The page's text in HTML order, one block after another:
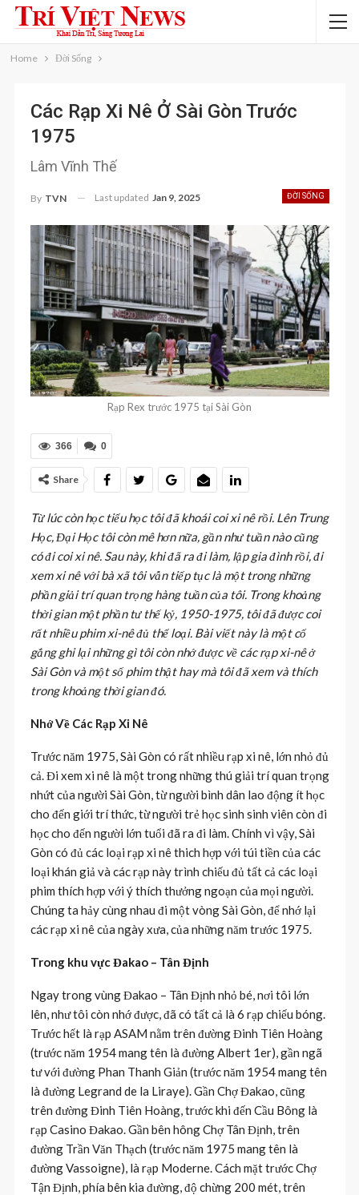
Home Đời Sống
Các Rạp Xi Nê Ở Sài Gòn Trước
1975
Lâm Vĩnh Thế
ĐỜI SỐNG
By TVN Last updated Jan 9, 2025
Rạp Rex trước 1975 tại Sài Gòn
0
366
Share
Từ lúc còn học tiểu học tôi đã khoái coi xi nê rồi. Lên Trung
Học, Đại Học tôi còn mê hơn nữa, gần như tuần nào cũng
có đi coi xi nê. Sau này, khi đã ra đi làm, lập gia đình rồi, đi
xem xi nê với bà xã tôi vẫn tiếp tục là một trong những
phần giải trí quan trọng hàng tuần của tôi. Trong khoảng
thời gian một phần tư thế kỷ, 1950-1975, tôi đã được coi
rất nhiều phim xi-nê đủ thể loại. Bài viết này là một cố
gắng ghi lại những gì tôi còn nhớ được về các rạp xi-nê ở
Sài Gòn và một số phim thật hay mà tôi đã xem và thích
trong khoảng thời gian đó.
Nhớ Về Các Rạp Xi Nê
Trước năm 1975, Sài Gòn có rất nhiều rạp xi nê, lớn nhỏ đủ
cả. Đi xem xi nê là một trong những thú giải trí quan trọng
nhứt của người Sài Gòn, từ người bình dân lao động ít học
cho đến giới trí thức, từ người trẻ học sinh sinh viên còn đi
học cho đến người lớn tuổi đã ra đi làm. Chính vì vậy, Sài
Gòn có đủ các loại rạp xi nê thich hợp với túi tiền của các
loại khán giả và các rạp này trình chiếu đủ tất cả các loại
phim thích hợp với ý thích thưởng ngoạn của mọi người.
Chúng ta hảy cùng nhau đi một vòng Sài Gòn, để nhớ lại
các rạp xi nê của ngày xưa, của những năm trước 1975.
Trong khu vực Đakao – Tân Định
Ngay trong vùng Đakao – Tân Định nhỏ bé, nơi tôi lớn
lên, như tôi còn nhớ được, đã có tất cả là 6 rạp chiếu bóng.
Trước hết là rạp ASAM nằm trên đường Đinh Tiên Hoàng
(trước năm 1954 mang tên là đường Albert 1er), gần ngã
tư với đường Phan Thanh Giản (trước năm 1954 mang tên
là đường Legrand de la Liraye). Gần Chợ Đakao, cũng
trên đường Đinh Tiên Hoàng, trước khi đến Cầu Bông là
rạp Casino Đakao. Gần bên hông Chợ Tân Định, trên
đường Trần Văn Thạch (trước năm 1975 mang tên là
đường Vassoigne), là rạp Moderne. Cách mặt trước Chợ
Tận Định, phía bên kia đường, độ chừng 200 mét, trên